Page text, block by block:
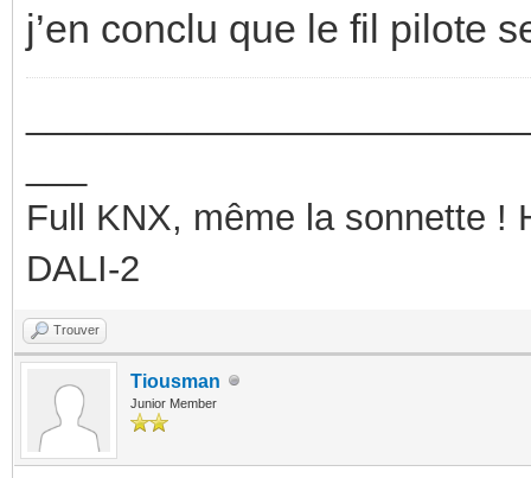
j’en conclu que le fil pilote
Full KNX, même la sonnette !
DALI-2
Trouver
Tiousman
Junior Member